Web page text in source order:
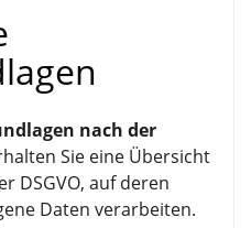
nach der
Sie eine Übersicht
DSGVO, auf deren
Daten verarbeiten.